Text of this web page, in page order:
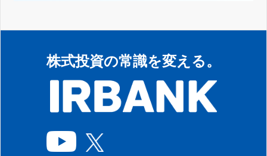
株式投資の常識を変える。